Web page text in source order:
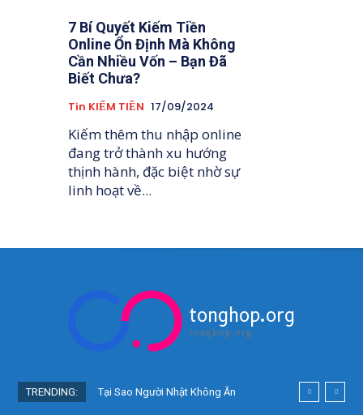
7 Bí Quyết Kiếm Tiền
Online Ổn Định Mà Không
Cần Nhiều Vốn – Bạn Đã
Biết Chưa?
Tin KIẾM TIỀN 17/09/2024
Kiếm thêm thu nhập online
đang trở thành xu hướng
thịnh hành, đặc biệt nhờ sự
linh hoạt về...
tonghop.org
tonghop.org
TRENDING:
Tại Sao Người Nhật Không Ăn